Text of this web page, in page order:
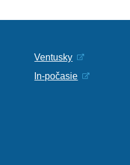
Ventusky
In-počasie